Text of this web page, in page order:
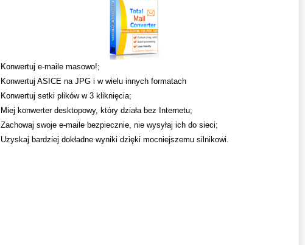
Konwertuj e-maile masowo!;
Konwertuj ASICE na JPG i w wielu innych formatach
Konwertuj setki plików w 3 kliknięcia;
Miej konwerter desktopowy, który działa bez Internetu;
Zachowaj swoje e-maile bezpiecznie, nie wysyłaj ich do sieci;
Uzyskaj bardziej dokładne wyniki dzięki mocniejszemu silnikowi.